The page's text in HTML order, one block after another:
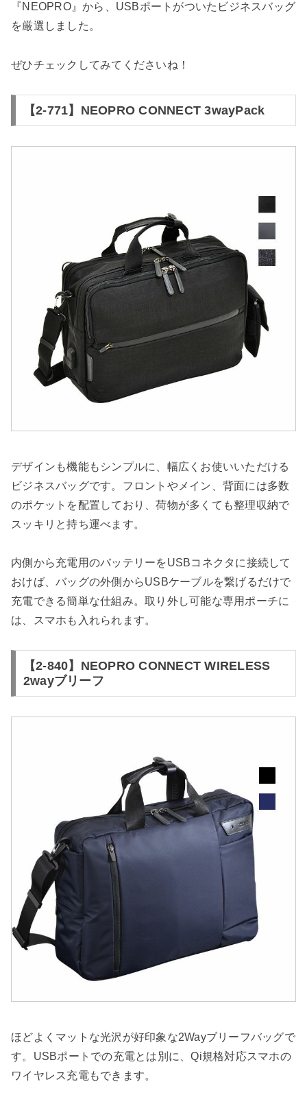
『NEOPRO』から、USBポートがついたビジネスバッグ
を厳選しました。
ぜひチェックしてみてくださいね！
【2-771】NEOPRO CONNECT 3wayPack
デザインも機能もシンプルに、幅広くお使いいただける
ビジネスバッグです。フロントやメイン、背面には多数
のポケットを配置しており、荷物が多くても整理収納で
スッキリと持ち運べます。
内側から充電用のバッテリーをUSBコネクタに接続して
おけば、バッグの外側からUSBケーブルを繋げるだけで
充電できる簡単な仕組み。取り外し可能な専用ポーチに
は、スマホも入れられます。
【2-840】NEOPRO CONNECT WIRELESS
2wayブリーフ
ほどよくマットな光沢が好印象な2Wayブリーフバッグで
す。USBポートでの充電とは別に、Qi規格対応スマホの
ワイヤレス充電もできます。